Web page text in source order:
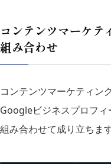
コンテンツマーケテ
組み合わせ
コンテンツマーケティン
Googleビジネスプロフ
組み合わせて成り立ちます